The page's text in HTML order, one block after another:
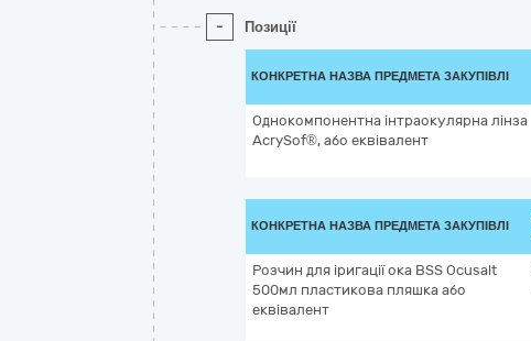
- Позиції
КОНКРЕТНА НАЗВА ПРЕДМЕТА ЗАКУПІВЛІ
Однокомпонентна інтраокулярна лінза
AcrySof®, або еквівалент
КОНКРЕТНА НАЗВА ПРЕДМЕТА ЗАКУПІВЛІ
Розчин для іригації ока BSS Ocusalt
500мл пластикова пляшка або
еквівалент